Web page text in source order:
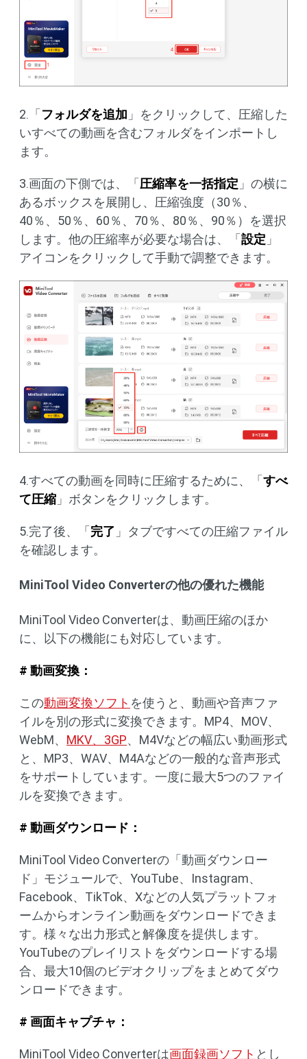
2.「 フォルダを追加 」をクリックして、圧縮した
いすべての動画を含むフォルダをインポートし
ます。
3.画面の下側では、「 圧縮率を一括指定 」の横に
あるボックスを展開し、圧縮強度（30％、
40％、50％、60％、70％、80％、90％）を選択
します。他の圧縮率が必要な場合は、「 設定 」
アイコンをクリックして手動で調整できます。
4.すべての動画を同時に圧縮するために、「 すべ
て圧縮 」ボタンをクリックします。
5.完了後、「 完了 」タブですべての圧縮ファイル
を確認します。
MiniTool Video Converterの他の優れた機能
MiniTool Video Converterは、動画圧縮のほか
に、以下の機能にも対応しています。
# 動画変換：
この動画変換ソフト を使うと、動画や音声ファ
イルを別の形式に変換できます。MP4、MOV、
WebM、 MKV、3GP、M4Vなどの幅広い動画形式
と、MP3、WAV、M4Aなどの一般的な音声形式
をサポートしています。一度に最大5つのファイ
ルを変換できます。
# 動画ダウンロード：
MiniTool Video Converterの「動画ダウンロー
ド」モジュールで、YouTube、Instagram、
Facebook、TikTok、Xなどの人気プラットフォ
ームからオンライン動画をダウンロードできま
す。様々な出力形式と解像度を提供します。
YouTubeのプレイリストをダウンロードする場
合、最大10個のビデオクリップをまとめてダウ
ンロードできます。
# 画面キャプチャ：
MiniTool Video Converterは画面録画ソフト とし